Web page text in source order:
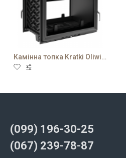
Камінна топка Kratki Oliwia 18 T
(099) 196-30-25
(067) 239-78-87